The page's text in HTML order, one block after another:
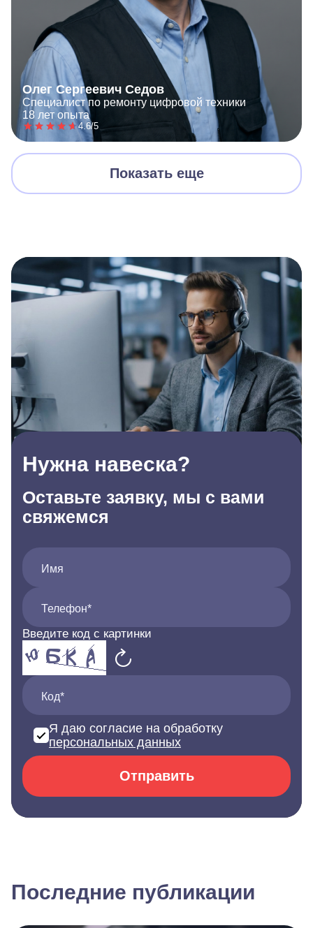
Олег Сергеевич Седов
Специалист по ремонту цифровой техники
18 лет опыта
4.6/5
Показать еще
Нужна навеска?
Оставьте заявку, мы с вами
свяжемся
Имя
Телефон*
Введите код с картинки
Код*
Я даю согласие на обработку
персональных данных
Отправить
Последние публикации